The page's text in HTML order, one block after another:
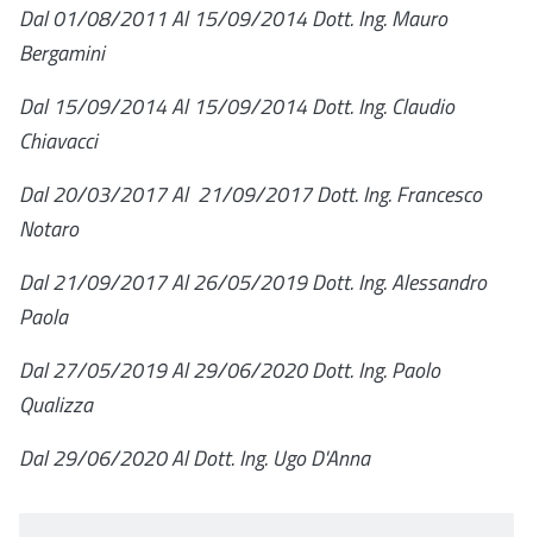
Dal 01/08/2011 Al 15/09/2014 Dott. Ing. Mauro
Bergamini
Dal 15/09/2014 Al 15/09/2014 Dott. Ing. Claudio
Chiavacci
Dal 20/03/2017 Al 21/09/2017 Dott. Ing. Francesco
Notaro
Dal 21/09/2017 Al 26/05/2019 Dott. Ing. Alessandro
Paola
Dal 27/05/2019 Al 29/06/2020 Dott. Ing. Paolo
Qualizza
Dal 29/06/2020 Al Dott. Ing. Ugo D'Anna